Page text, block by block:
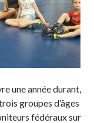
une année durant,
groupes d’âges
fédéraux sur